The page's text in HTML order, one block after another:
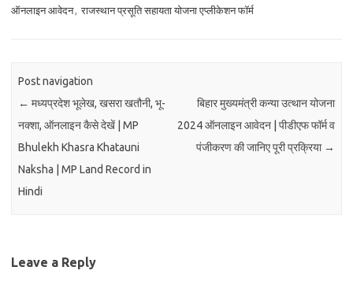
ऑनलाइन आवेदन, राजस्थान प्रसूति सहायता योजना एप्लीकेशन फॉर्म
Post navigation
← मध्यप्रदेश भूलेख, खसरा खतौनी, भू-
नक्शा, ऑनलाइन कैसे देखें | MP
Bhulekh Khasra Khatauni
Naksha | MP Land Record in
Hindi
बिहार मुख्यमंत्री कन्या उत्थान योजना
2024 ऑनलाइन आवेदन | पीडीएफ फॉर्म व
पंजीकरण की जानिए पूरी प्रक्रिया →
Leave a Reply